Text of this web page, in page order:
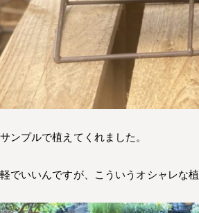
ンプルで植えてくれました。
でいいんですが、こういうオシャレな